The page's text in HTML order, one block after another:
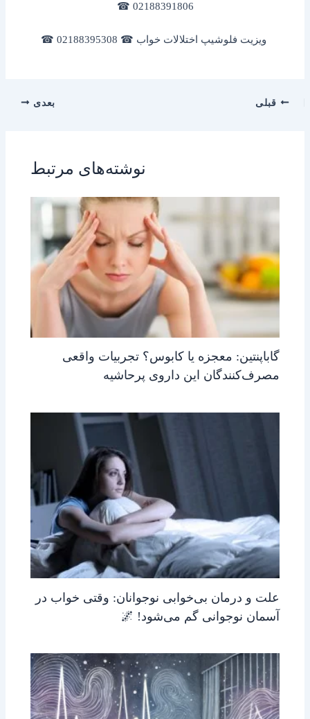
02188391806 ☎
ویزیت فلوشیپ اختلالات خواب ☎ 02188395308 ☎
قبلی بعدی
نوشته‌های مرتبط
گاباپنتین: معجزه یا کابوس؟ تجربیات واقعی
مصرف‌کنندگان این داروی پرحاشیه
علت و درمان بی‌خوابی نوجوانان: وقتی خواب در
آسمان نوجوانی گم می‌شود! 🌌